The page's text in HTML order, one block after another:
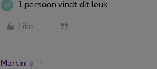
W 1 persoon vindt dit leuk
Like
Martin